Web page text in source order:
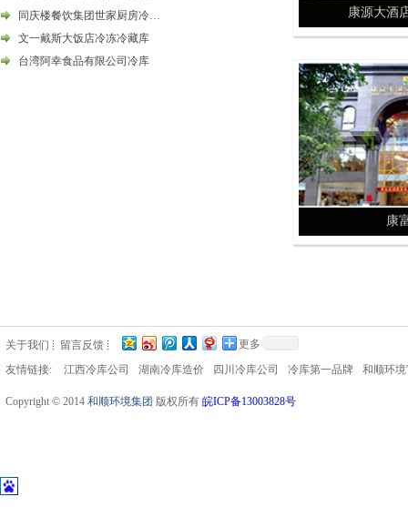
同庆楼餐饮集团世家厨房冷…
文一戴斯大饭店冷冻冷藏库
台湾阿幸食品有限公司冷库
康源大酒
康
关于我们 留言反馈
更多
友情链接:
江西冷库公司 湖南冷库造价 四川冷库公司 冷库第一品牌 和顺环
Copyright © 2014 和顺环境集团 版权所有 皖ICP备13003828号